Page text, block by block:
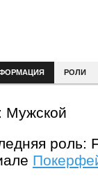
РОЛИ
Мужской
роль: